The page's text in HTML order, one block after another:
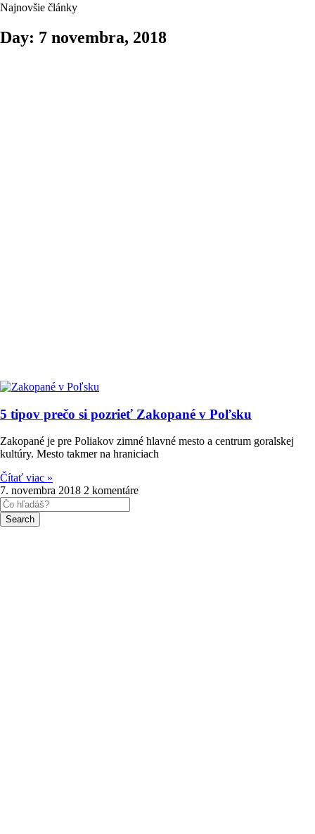
Najnovšie články
Day: 7 novembra, 2018
5 tipov prečo si pozrieť Zakopané v Poľsku
Zakopané je pre Poliakov zimné hlavné mesto a centrum goralskej
kultúry. Mesto takmer na hraniciach
Čítať viac »
7. novembra 2018 2 komentáre
Search